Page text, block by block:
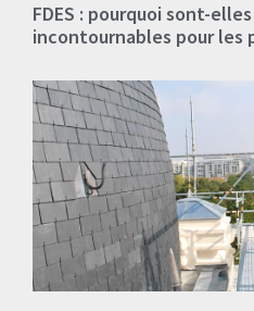
FDES : pourquoi sont-
incontournables pour les